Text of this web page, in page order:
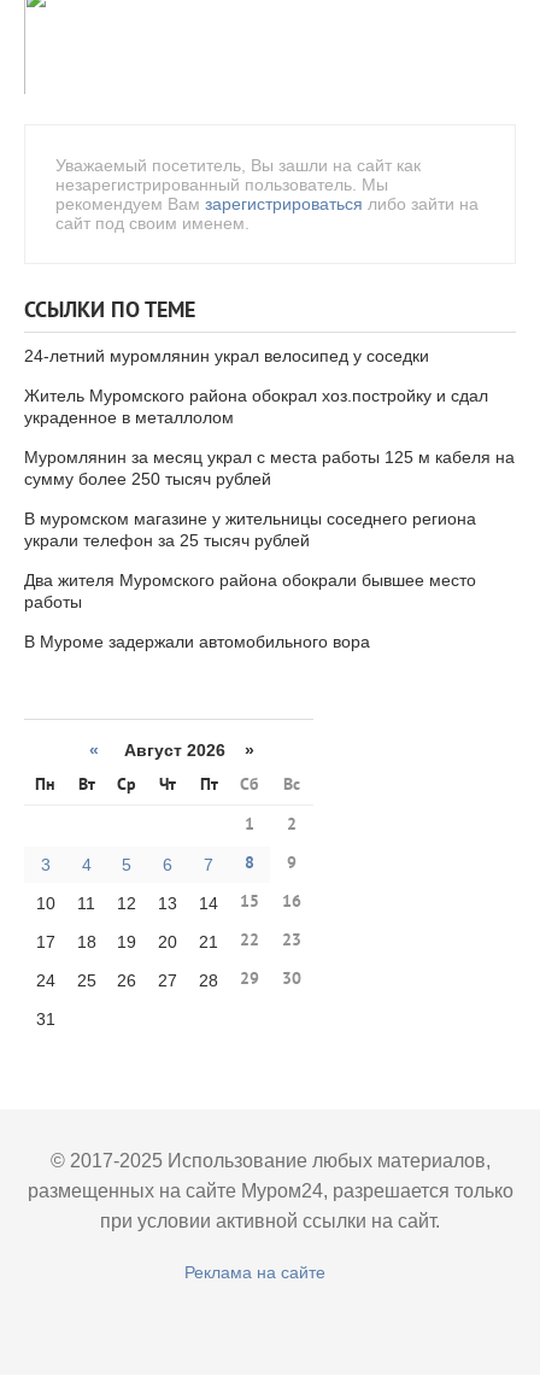
Уважаемый посетитель, Вы зашли на сайт как
незарегистрированный пользователь. Мы
рекомендуем Вам зарегистрироваться либо зайти на
сайт под своим именем.
ССЫЛКИ ПО ТЕМЕ
24-летний муромлянин украл велосипед у соседки
Житель Муромского района обокрал хоз.постройку и сдал
украденное в металлолом
Муромлянин за месяц украл с места работы 125 м кабеля на
сумму более 250 тысяч рублей
В муромском магазине у жительницы соседнего региона
украли телефон за 25 тысяч рублей
Два жителя Муромского района обокрали бывшее место
работы
В Муроме задержали автомобильного вора
« Август 2026 »
Пн Вт Ср Чт Пт Сб
Вс
1
2
3 4 5 6 7 8 9
10 11 12 13 14 15 16
17 18 19 20 21 22 23
24 25 26 27 28 29 30
31
© 2017-2025 Использование любых материалов,
размещенных на сайте Муром24, разрешается только
при условии активной ссылки на сайт.
Реклама на сайте